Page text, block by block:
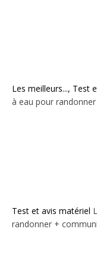
Les meilleurs..., Test
à eau pour randonner
Test et avis matériel
randonner +